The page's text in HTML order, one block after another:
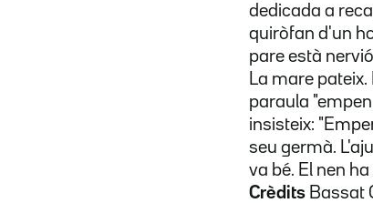
dedicada a
quiròfan d'un
pare està
La mare
paraula
insisteix:
seu germà.
va bé. El nen
Crèdits Bassat